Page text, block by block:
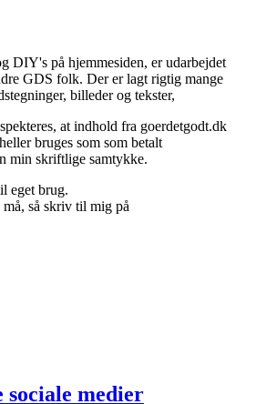
DIY's på hjemmesiden, er udarbejdet
GDS folk. Der er lagt rigtig mange
billeder og tekster,
at indhold fra goerdetgodt.dk
bruges som som betalt
min skriftlige samtykke.
eget brug.
så skriv til mig på
sociale medier